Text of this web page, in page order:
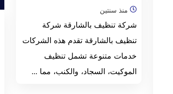
منذ سنتين
شركة تنظيف بالشارقة شركة
تنظيف بالشارقة تقدم هذه الشركات
خدمات متنوعة تشمل تنظيف
الموكيت، السجاد، والكنب، مما ...